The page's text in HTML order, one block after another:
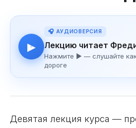
▶
🎧 АУДИОВЕРСИЯ
Лекцию читает
Нажмите ▶ — слушайте как
дороге
Девятая лекция курса —